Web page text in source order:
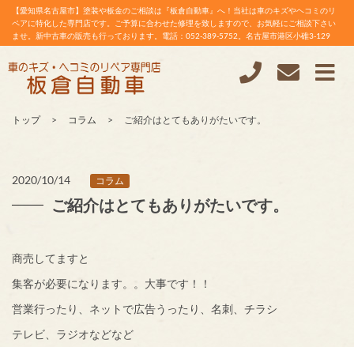
【愛知県名古屋市】塗装や板金のご相談は『板倉自動車』へ！当社は車のキズやヘコミのリ
ペアに特化した専門店です。ご予算に合わせた修理を致しますので、お気軽にご相談下さい
ませ。新中古車の販売も行っております。電話：052-389-5752。名古屋市港区小碓3-129
トップ コラム ご紹介はとてもありがたいです。
2020/10/14 コラム
ご紹介はとてもありがたいです。
商売してますと
集客が必要になります。。大事です！！
営業行ったり、ネットで広告うったり、名刺、チラシ
テレビ、ラジオなどなど